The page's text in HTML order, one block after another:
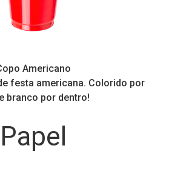
Americano
festa americana. Colorido por
branco por dentro!
Papel